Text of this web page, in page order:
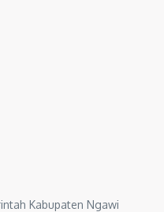
Kabupaten Ngawi